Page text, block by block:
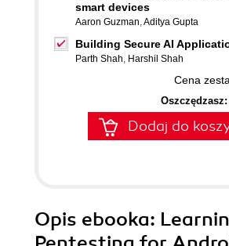
smart devices
Aaron Guzman,Aditya Gupta
Building Secure AI
Parth Shah, Harshil Shah
Cena
Oszczędzasz:
Dodaj do
Opis ebooka: